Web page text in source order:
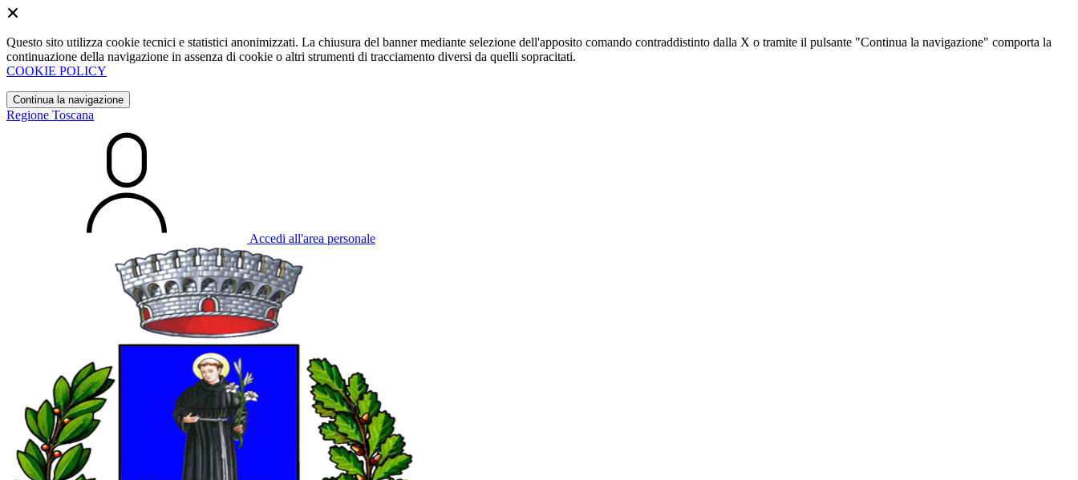
Questo sito utilizza cookie tecnici e statistici anonimizzati. La chiusura del banner mediante selezione dell'apposito comando contraddistinto dalla X o tramite il pulsante "Continua la navigazione" comporta la
continuazione della navigazione in assenza di cookie o altri strumenti di tracciamento diversi da quelli sopracitati.
COOKIE POLICY
Continua la navigazione
Regione Toscana
Accedi all'area personale